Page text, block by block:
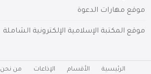
موقع مهارات الدعوة
موقع المكتبة الإسلامية الإلكترونية الشاملة
الرئيسية الأقسام الإذاعات من نحن